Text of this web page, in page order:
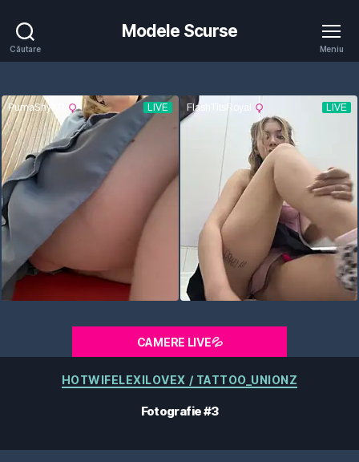
Căutare
Modele Scurse
Meniu
CAMERE LIVE💦
Categorii
HOTWIFELEXILOVEX / TATTOO_UNIONZ
Fotografie #3